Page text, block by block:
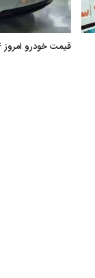
قیمت خودرو امروز 24 خرداد 1405 + جدول